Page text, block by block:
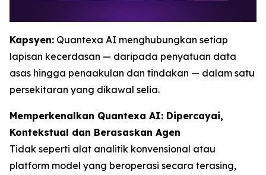
Kapsyen: Quantexa AI menghubungkan setiap
lapisan kecerdasan — daripada penyatuan data
asas hingga penaakulan dan tindakan — dalam satu
persekitaran yang dikawal selia.
Memperkenalkan Quantexa AI: Dipercayai,
Kontekstual dan Berasaskan Agen
Tidak seperti alat analitik konvensional atau
platform model yang beroperasi secara terasing,